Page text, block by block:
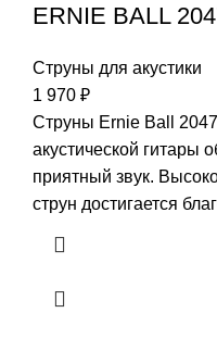
ERNIE BALL
Струны для акустики
1 970 ₽
Струны Ernie Ball
акустической гитары
приятный звук.
струн достигается